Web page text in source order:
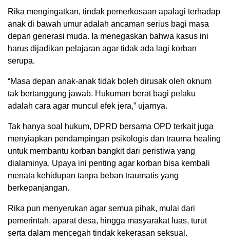
Rika mengingatkan, tindak pemerkosaan apalagi terhadap
anak di bawah umur adalah ancaman serius bagi masa
depan generasi muda. Ia menegaskan bahwa kasus ini
harus dijadikan pelajaran agar tidak ada lagi korban
serupa.
“Masa depan anak-anak tidak boleh dirusak oleh oknum
tak bertanggung jawab. Hukuman berat bagi pelaku
adalah cara agar muncul efek jera,” ujarnya.
Tak hanya soal hukum, DPRD bersama OPD terkait juga
menyiapkan pendampingan psikologis dan trauma healing
untuk membantu korban bangkit dari peristiwa yang
dialaminya. Upaya ini penting agar korban bisa kembali
menata kehidupan tanpa beban traumatis yang
berkepanjangan.
Rika pun menyerukan agar semua pihak, mulai dari
pemerintah, aparat desa, hingga masyarakat luas, turut
serta dalam mencegah tindak kekerasan seksual.